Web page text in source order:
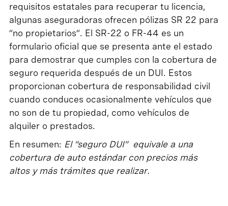
requisitos estatales para recuperar tu licencia,
algunas aseguradoras ofrecen pólizas SR 22 para
“no propietarios”. El SR-22 o FR-44 es un
formulario oficial que se presenta ante el estado
para demostrar que cumples con la cobertura de
seguro requerida después de un DUI. Estos
proporcionan cobertura de responsabilidad civil
cuando conduces ocasionalmente vehículos que
no son de tu propiedad, como vehículos de
alquiler o prestados.
En resumen: El “seguro DUI” equivale a una
cobertura de auto estándar con precios más
altos y más trámites que realizar.